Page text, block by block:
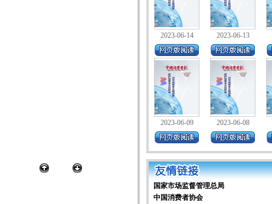
2023-06-14 2023-06-13
2023-06-09 2023-06-08
国家市场监督管理总局
中国消费者协会